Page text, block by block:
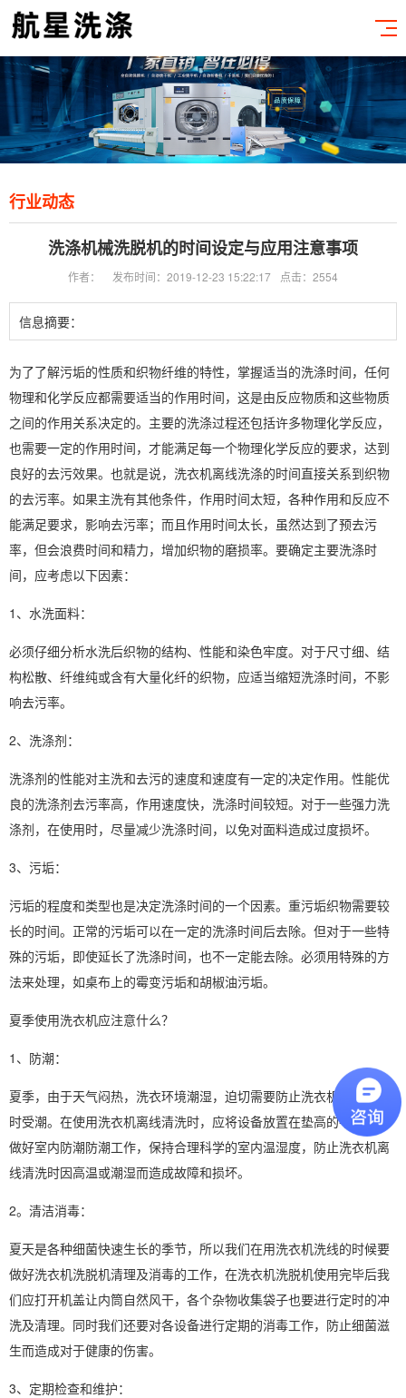
行业动态
洗涤机械洗脱机的时间设定与应用注意事项
作者： 发布时间：2019-12-23 15:22:17 点击：2554
信息摘要：
为了了解污垢的性质和织物纤维的特性，掌握适当的洗涤时间，任何
物理和化学反应都需要适当的作用时间，这是由反应物质和这些物质
之间的作用关系决定的。主要的洗涤过程还包括许多物理化学反应，
也需要一定的作用时间，才能满足每一个物理化学反应的要求，达到
良好的去污效果。也就是说，洗衣机离线洗涤的时间直接关系到织物
的去污率。如果主洗有其他条件，作用时间太短，各种作用和反应不
能满足要求，影响去污率；而且作用时间太长，虽然达到了预去污
率，但会浪费时间和精力，增加织物的磨损率。要确定主要洗涤时
间，应考虑以下因素：
1、水洗面料：
必须仔细分析水洗后织物的结构、性能和染色牢度。对于尺寸细、结
构松散、纤维纯或含有大量化纤的织物，应适当缩短洗涤时间，不影
响去污率。
2、洗涤剂：
洗涤剂的性能对主洗和去污的速度和速度有一定的决定作用。性能优
良的洗涤剂去污率高，作用速度快，洗涤时间较短。对于一些强力洗
涤剂，在使用时，尽量减少洗涤时间，以免对面料造成过度损坏。
3、污垢：
污垢的程度和类型也是决定洗涤时间的一个因素。重污垢织物需要较
长的时间。正常的污垢可以在一定的洗涤时间后去除。但对于一些特
殊的污垢，即使延长了洗涤时间，也不一定能去除。必须用特殊的方
法来处理，如桌布上的霉变污垢和胡椒油污垢。
夏季使用洗衣机应注意什么？
1、防潮：
夏季，由于天气闷热，洗衣环境潮湿，迫切需要防止洗衣机脱机洗涤
时受潮。在使用洗衣机离线清洗时，应将设备放置在垫高的平台上，
做好室内防潮防潮工作，保持合理科学的室内温湿度，防止洗衣机离
线清洗时因高温或潮湿而造成故障和损坏。
2。清洁消毒：
夏天是各种细菌快速生长的季节，所以我们在用洗衣机洗线的时候要
做好洗衣机洗脱机清理及消毒的工作，在洗衣机洗脱机使用完毕后我
们应打开机盖让内筒自然风干，各个杂物收集袋子也要进行定时的冲
洗及清理。同时我们还要对各设备进行定期的消毒工作，防止细菌滋
生而造成对于健康的伤害。
3、定期检查和维护：